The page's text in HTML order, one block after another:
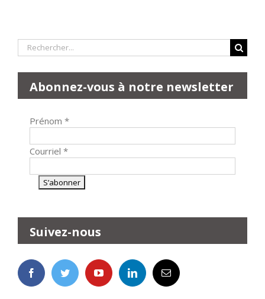
Rechercher:
Abonnez-vous à notre newsletter
Prénom *
Courriel *
Suivez-nous